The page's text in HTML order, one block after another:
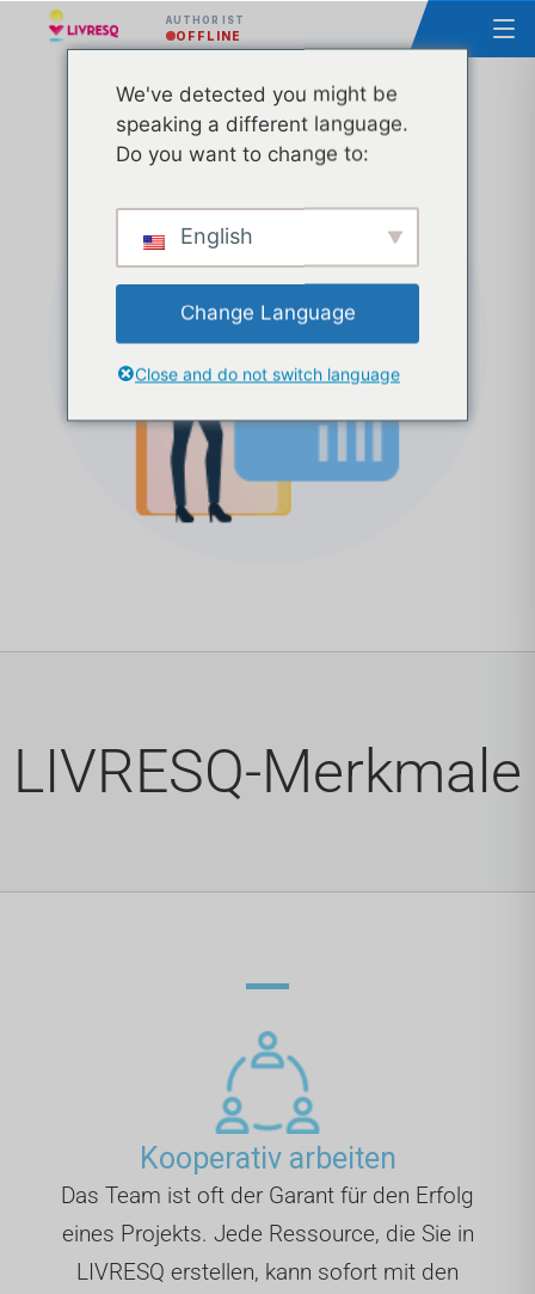
AUTHOR IST
OFFLINE
Kurs - Grundlagen von LIVRESQ - Gruppe 42
LIVRESQ-Merkmale
Kooperativ arbeiten
Das Team ist oft der Garant für den Erfolg
eines Projekts. Jede Ressource, die Sie in
LIVRESQ erstellen, kann sofort mit den
We've detected you might be
speaking a different language.
Do you want to change to:
English
Change Language
Close and do not switch language